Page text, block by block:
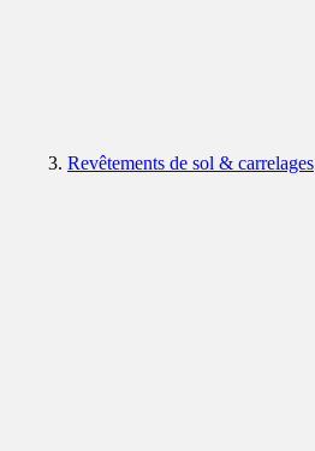
Revêtements de sol & carrelages